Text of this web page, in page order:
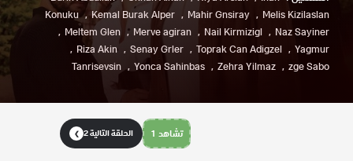
Konuku
Kemal Burak Alper Mahir Gnsiray
Melis Kizilaslan
Meltem Glen
Merve agiran Nail Kirmizigl
Naz Sayiner
Riza Akin
Senay Grler Toprak Can Adigzel
Yagmur
Tanrisevsin
Yonca Sahinbas Zehra Yilmaz zge Sabo
تشاهد 1 الحلقة التالية 2 ❯